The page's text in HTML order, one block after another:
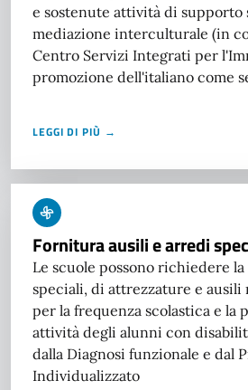
e sostenute attività di supporto
mediazione interculturale (in
Centro Servizi Integrati per
promozione dell'italiano come
LEGGI DI PIÙ →
Fornitura ausili e arredi
Le scuole possono richiedere
speciali, di attrezzature e
per la frequenza scolastica e la
attività degli alunni con
dalla Diagnosi funzionale e dal
Individualizzato